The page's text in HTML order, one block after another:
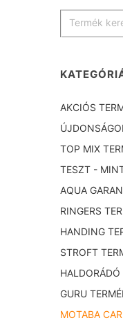
AKCIÓS
TOP MIX
TESZT -
AQUA
RINGERS
HANDING
STROFT
HALDORÁDÓ
GURU
MOTABA